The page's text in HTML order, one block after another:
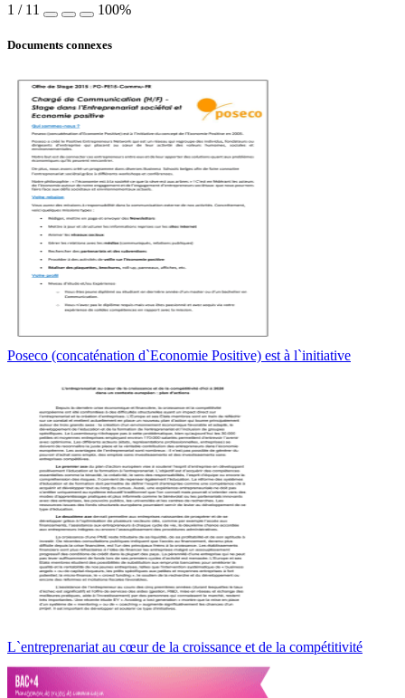
1 / 11 100%
Documents connexes
Poseco (concaténation d`Economie Positive) est à l`initiative
L`entreprenariat au cœur de la croissance et de la compétitivité